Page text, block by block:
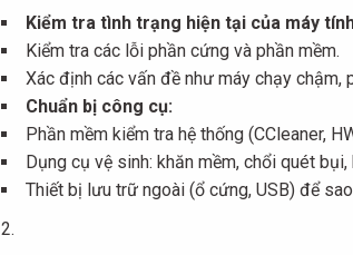
Kiểm tra tình trạng hiện tại của máy
Kiểm tra các lỗi phần cứng và phần mềm.
Xác định các vấn đề như máy chạy chậm,
Chuẩn bị công cụ:
Phần mềm kiểm tra hệ thống (CCleaner,
Dụng cụ vệ sinh: khăn mềm, chổi quét bụi,
Thiết bị lưu trữ ngoài (ổ cứng, USB) để